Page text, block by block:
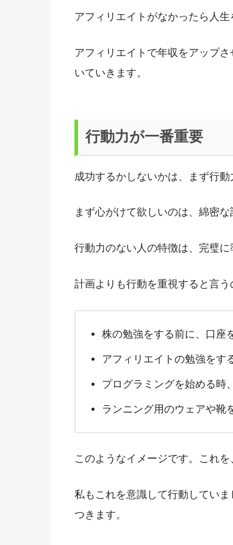
アフィリエイトがなかったら人
アフィリエイトで年収をアップ
いていきます。
行動力が一番重要
成功するかしないかは、まず行動
まず心がけて欲しいのは、綿密
行動力のない人の特徴は、完璧に
計画よりも行動を重視すると言
株の勉強をする前に、口座
アフィリエイトの勉強をす
プログラミングを始める時
ランニング用のウェアや靴
このようなイメージです。これを
私もこれを意識して行動してい
つきます。